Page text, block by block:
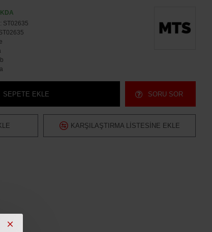
ST02635
e
b
a
SEPETE EKLE SORU SOR
KARŞILAŞTIRMA LISTESINE EKLE